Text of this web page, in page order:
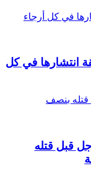
في كل أرجاء
انتشارها في كل
قتله بنصف
قبل قتله